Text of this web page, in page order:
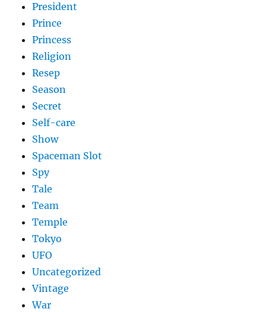
President
Prince
Princess
Religion
Resep
Season
Secret
Self-care
Show
Spaceman Slot
Spy
Tale
Team
Temple
Tokyo
UFO
Uncategorized
Vintage
War